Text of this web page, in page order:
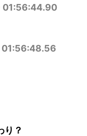
01:56:44.90
り？